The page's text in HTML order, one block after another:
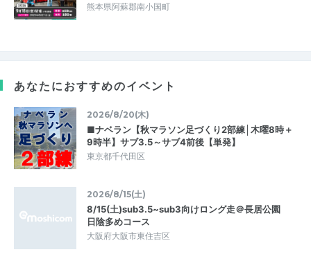
熊本県阿蘇郡南小国町
あなたにおすすめのイベント
2026/8/20(木)
■ナベラン【秋マラソン足づくり2部練│木曜8時＋
9時半】サブ3.5～サブ4前後【単発】
東京都千代田区
2026/8/15(土)
8/15(土)sub3.5~sub3向けロング走＠長居公園
日陰多めコース
大阪府大阪市東住吉区